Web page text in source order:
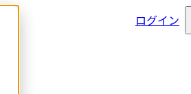
ログイン